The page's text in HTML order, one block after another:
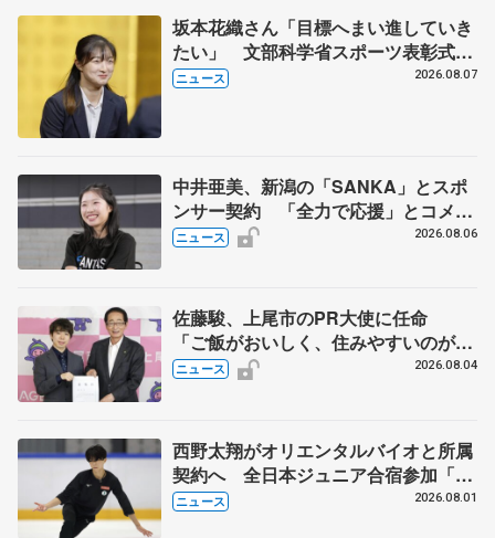
坂本花織さん「目標へまい進していき
たい」 文部科学省スポーツ表彰式で
代表謝辞
ニュース 2026.08.07
中井亜美、新潟の「SANKA」とスポ
ンサー契約 「全力で応援」とコメン
ト
ニュース 2026.08.06
佐藤駿、上尾市のPR大使に任命
「ご飯がおいしく、住みやすいのが魅
力」
ニュース 2026.08.04
西野太翔がオリエンタルバイオと所属
契約へ 全日本ジュニア合宿参加「結
果残していかないと」 講師はジェー
ニュース 2026.08.01